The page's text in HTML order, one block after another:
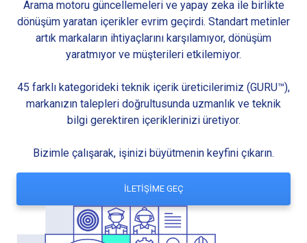
Arama motoru güncellemeleri ve yapay zeka ile birlikte
dönüşüm yaratan içerikler evrim geçirdi. Standart metinler
artık markaların ihtiyaçlarını karşılamıyor, dönüşüm
yaratmıyor ve müşterileri etkilemiyor.
45 farklı kategorideki teknik içerik üreticilerimiz (GURU™),
markanızın talepleri doğrultusunda uzmanlık ve teknik
bilgi gerektiren içeriklerinizi üretiyor.
Bizimle çalışarak, işinizi büyütmenin keyfini çıkarın.
İLETİŞİME GEÇ